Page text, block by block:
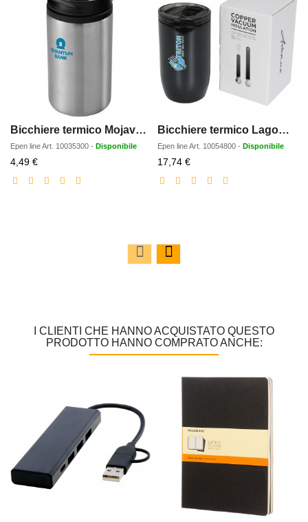
Bicchiere termico Mojave da 300 ml
Epen lineArt. 10035300 - Disponibile
4,49 €Prezzo
scontato
Bicchiere termico Lagom con isolamento sottovuoto in rame da 380 ml
Epen lineArt. 10054800 - Disponibile
17,74 €Prezzo
scontato
I CLIENTI CHE HANNO ACQUISTATO QUESTO
PRODOTTO HANNO COMPRATO ANCHE: